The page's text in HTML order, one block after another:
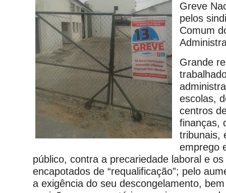
Greve
pelos
Comum
Grande
escolas,
centros
finanças,
tribunais,
emprego
público, contra a precariedade laboral e
encapotados de “requalificação”; pelo
a exigência do seu descongelamento,